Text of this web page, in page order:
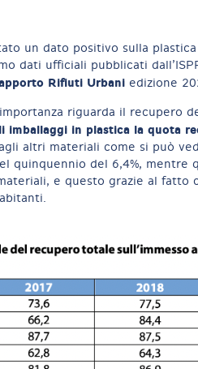
un dato positivo sulla
dati ufficiali pubblicati
Rifiuti Urbani edizione
riguarda il recupero
imballaggi in plastica la quota
altri materiali come si può
quinquennio del 6,4%, mentre
e questo grazie al fatto